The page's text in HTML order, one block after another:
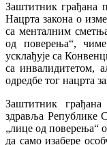
Заштитник грађана
Нацрта закона о
са менталним
од поверења“,
усклађује са
са инвалидитетом,
одредбе тог нацрта
Заштитник
здравља Републике
„лице од поверења“
да само изабере